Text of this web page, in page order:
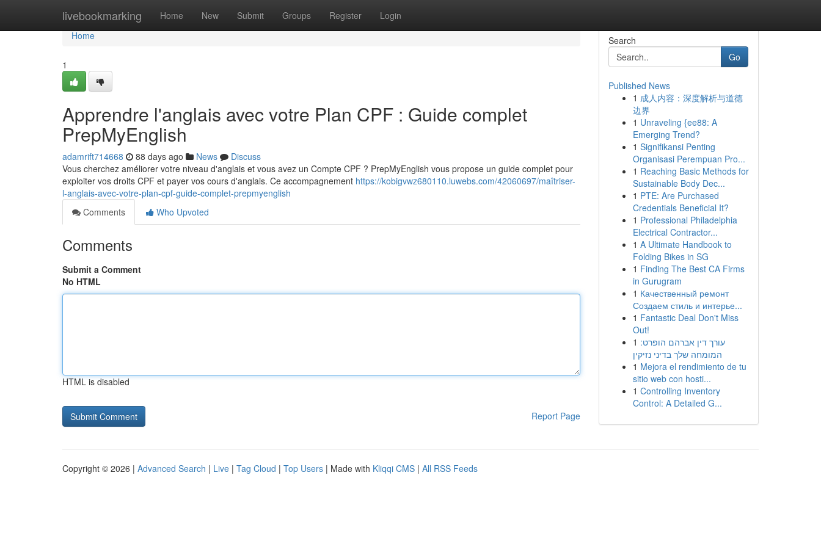
livebookmarking Home New Submit Groups Register Login
Home
Home
1
Apprendre l'anglais avec votre Plan CPF : Guide complet
PrepMyEnglish
adamrift714668 88 days ago News
Discuss
Vous cherchez améliorer votre niveau d'anglais et vous avez un Compte CPF ? PrepMyEnglish vous propose un guide complet pour
exploiter vos droits CPF et payer vos cours d'anglais. Ce accompagnement https://kobigvwz680110.luwebs.com/42060697/maîtriser-
l-anglais-avec-votre-plan-cpf-guide-complet-prepmyenglish
Comments
Who Upvoted
Comments
Submit a Comment
No HTML
HTML is disabled
Report Page
Search
Go
Published News
1 成人内容：深度解析与道德
边界
1 Unraveling {ee88: A
Emerging Trend?
1 Signifikansi Penting
Organisasi Perempuan Pro...
1 Reaching Basic Methods for
Sustainable Body Dec...
1 PTE: Are Purchased
Credentials Beneficial It?
1 Professional Philadelphia
Electrical Contractor...
1 A Ultimate Handbook to
Folding Bikes in SG
1 Finding The Best CA Firms
in Gurugram
1 Качественный ремонт
Создаем стиль и интерье...
1 Fantastic Deal Don't Miss
Out!
1 עורך דין אברהם הופרט:
המומחה שלך בדיני נזיקין
1 Mejora el rendimiento de tu
sitio web con hosti...
1 Controlling Inventory
Control: A Detailed G...
Copyright © 2026 | Advanced Search | Live | Tag Cloud | Top Users | Made with Kliqqi CMS | All RSS Feeds